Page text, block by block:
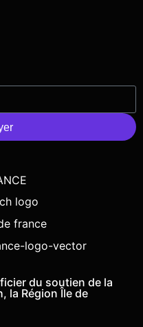
du soutien de la
la Région Île de